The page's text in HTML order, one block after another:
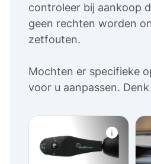
controleer bij aankoop
geen rechten worden
zetfouten.
Mochten er specifieke
voor u aanpassen.